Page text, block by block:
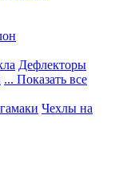
Дефлекторы
... Показать все
Чехлы на